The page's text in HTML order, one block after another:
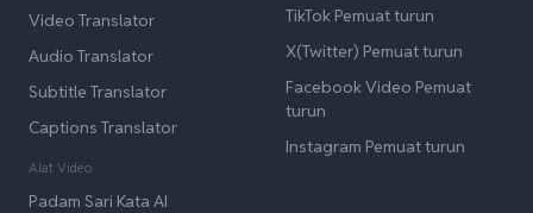
Video Translator
Audio Translator
Subtitle Translator
Captions Translator
Alat Video
Padam Sari Kata AI
TikTok Pemuat turun
X(Twitter) Pemuat turun
Facebook Video Pemuat
turun
Instagram Pemuat turun